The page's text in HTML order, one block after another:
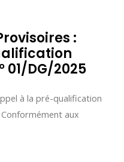
:
01/DG/2025
à la pré-qualification
aux